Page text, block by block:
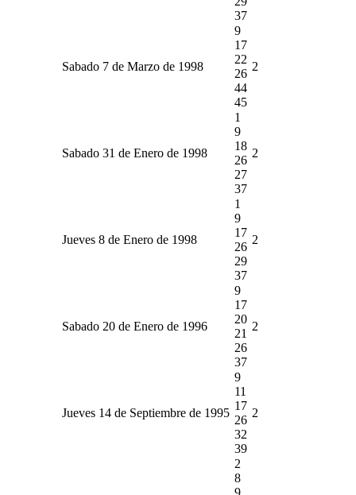
37
Sabado 7 de Marzo de 1998
9
17
22
26
44
45
2
Sabado 31 de Enero de 1998
1
9
18
26
27
37
2
Jueves 8 de Enero de 1998
1
9
17
26
29
37
2
Sabado 20 de Enero de 1996
9
17
20
21
26
37
2
Jueves 14 de Septiembre de 1995
9
11
17
26
32
39
2
2
8
9